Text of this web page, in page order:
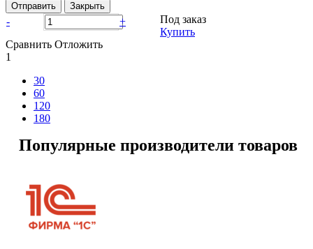
Отправить Закрыть
- +
Под заказ
Купить
Сравнить Отложить
1
30
60
120
180
Популярные производители товаров